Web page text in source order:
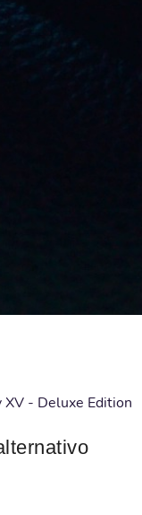
XV - Deluxe Edition